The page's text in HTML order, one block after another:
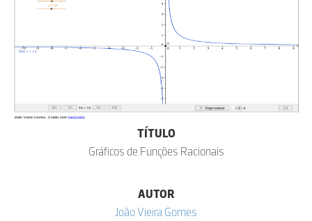
TÍTULO
Gráficos de Funções Racionais
AUTOR
João Vieira Gomes